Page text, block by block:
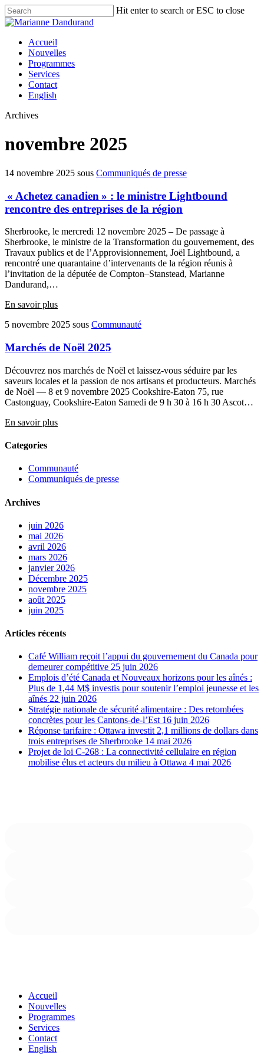
Skip
to
content
Hit enter to search or ESC to close
Close
Menu
Accueil
Nouvelles
Programmes
Services
Contact
English
Archives
novembre 2025
14 novembre 2025 sous Communiqués de presse
« Achetez canadien » : le ministre Lightbound
rencontre des entreprises de la région
Sherbrooke, le mercredi 12 novembre 2025 – De passage à
Sherbrooke, le ministre de la Transformation du gouvernement, des
Travaux publics et de l’Approvisionnement, Joël Lightbound, a
rencontré une quarantaine d’intervenants de la région réunis à
l’invitation de la députée de Compton–Stanstead, Marianne
Dandurand,…
En savoir plus
5 novembre 2025 sous Communauté
Marchés de Noël 2025
Découvrez nos marchés de Noël et laissez-vous séduire par les
saveurs locales et la passion de nos artisans et producteurs. Marchés
de Noël — 8 et 9 novembre 2025 Cookshire-Eaton 75, rue
Castonguay, Cookshire-Eaton Samedi de 9 h 30 à 16 h 30 Ascot…
En savoir plus
Categories
Communauté
Communiqués de presse
Archives
juin 2026
mai 2026
avril 2026
mars 2026
janvier 2026
Décembre 2025
novembre 2025
août 2025
juin 2025
Articles récents
Café William reçoit l’appui du gouvernement du Canada pour
demeurer compétitive 25 juin 2026
Emplois d’été Canada et Nouveaux horizons pour les aînés :
Plus de 1,44 M$ investis pour soutenir l’emploi jeunesse et les
aînés 22 juin 2026
Stratégie nationale de sécurité alimentaire : Des retombées
concrètes pour les Cantons-de-l’Est 16 juin 2026
Réponse tarifaire : Ottawa investit 2,1 millions de dollars dans
trois entreprises de Sherbrooke 14 mai 2026
Projet de loi C-268 : La connectivité cellulaire en région
mobilise élus et acteurs du milieu à Ottawa 4 mai 2026
Close
Menu
Accueil
Nouvelles
Programmes
Services
Contact
English